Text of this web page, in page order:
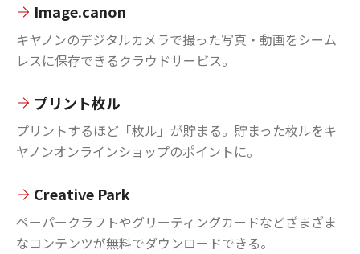
Image.canon
キヤノンのデジタルカメラで撮った写真・動画をシーム
レスに保存できるクラウドサービス。
プリント枚ル
プリントするほど「枚ル」が貯まる。貯まった枚ルをキ
ヤノンオンラインショップのポイントに。
Creative Park
ペーパークラフトやグリーティングカードなどざまざま
なコンテンツが無料でダウンロードできる。